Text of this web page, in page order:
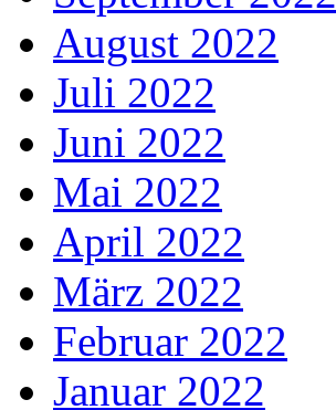
August 2022
Juli 2022
Juni 2022
Mai 2022
April 2022
März 2022
Februar 2022
Januar 2022